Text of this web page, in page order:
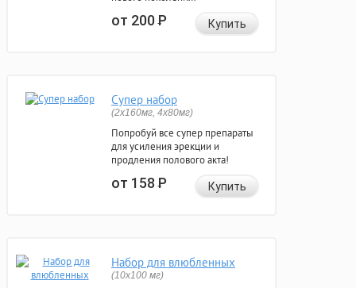
от 200Р Купить
Супер набор
(2х160мг, 4х80мг)
Попробуй все супер препараты
для усиления эрекции и
продления полового акта!
от 158Р Купить
Набор для влюбленных
(10х100 мг)